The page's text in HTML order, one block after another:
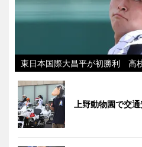
東日本国際大昌平が初勝利 高
上野動物園で交